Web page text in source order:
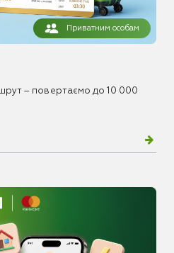
Приватним особам
– повертаємо до 10 000